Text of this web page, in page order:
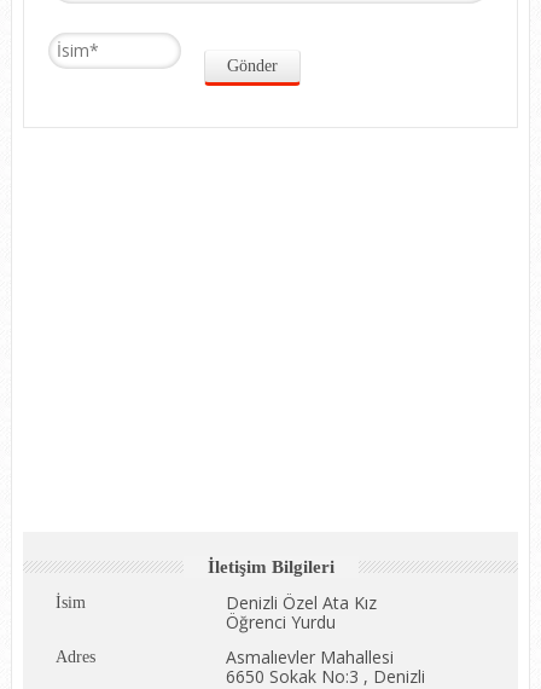
İletişim Bilgileri
İsim
Denizli Özel Ata Kız
Öğrenci Yurdu
Adres
Asmalıevler Mahallesi
6650 Sokak No:3 , Denizli